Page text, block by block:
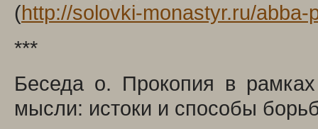
(http://solovki-monastyr.ru/
***
Беседа о. Прокопия в
мысли: истоки и способы